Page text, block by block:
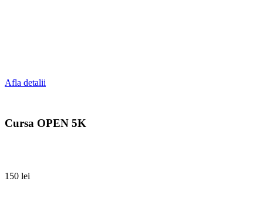
Afla detalii
Cursa OPEN 5K
150 lei